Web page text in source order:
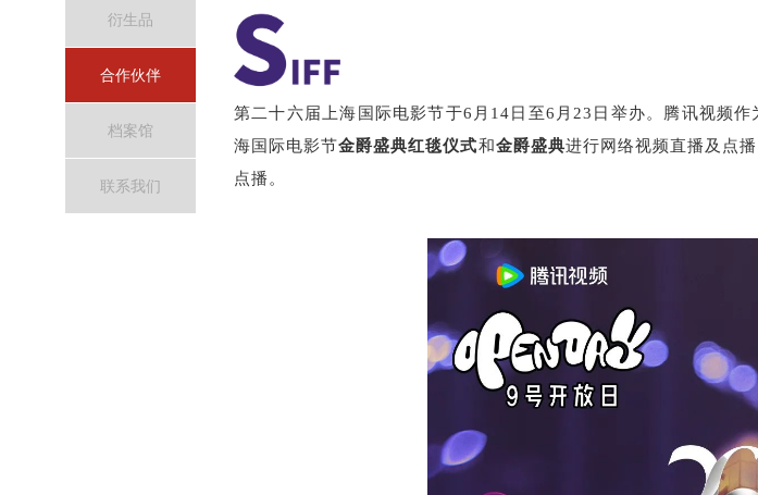
衍生品
合作伙伴
档案馆
联系我们
第二十六届上海国际电影节于6月14日至6月23日举办。腾讯视频
海国际电影节金爵盛典红毯仪式和金爵盛典进行网络视频直播及点
点播。